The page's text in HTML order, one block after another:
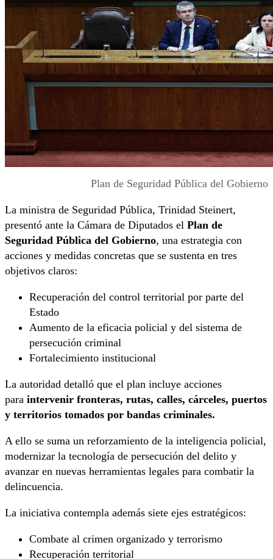
Plan de Seguridad Pública del Gobierno
La ministra de Seguridad Pública, Trinidad Steinert,
presentó ante la Cámara de Diputados el Plan de
Seguridad Pública del Gobierno, una estrategia con
acciones y medidas concretas que se sustenta en tres
objetivos claros:
Recuperación del control territorial por parte del
Estado
Aumento de la eficacia policial y del sistema de
persecución criminal
Fortalecimiento institucional
La autoridad detalló que el plan incluye acciones
para intervenir fronteras, rutas, calles, cárceles, puertos
y territorios tomados por bandas criminales.
A ello se suma un reforzamiento de la inteligencia policial,
modernizar la tecnología de persecución del delito y
avanzar en nuevas herramientas legales para combatir la
delincuencia.
La iniciativa contempla además siete ejes estratégicos:
Combate al crimen organizado y terrorismo
Recuperación territorial